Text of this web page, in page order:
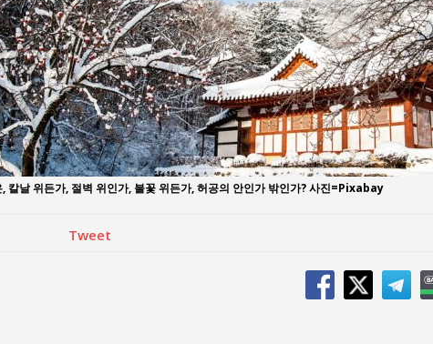
July 26, 2026 in 사람과사회:통일 지향 2국가론: 한반도 평화의 새로운 길
, 칼날 위든가, 절벽 위인가, 불꽃 위든가, 허공의 안인가 밖인가? 사진=Pixabay
Tweet